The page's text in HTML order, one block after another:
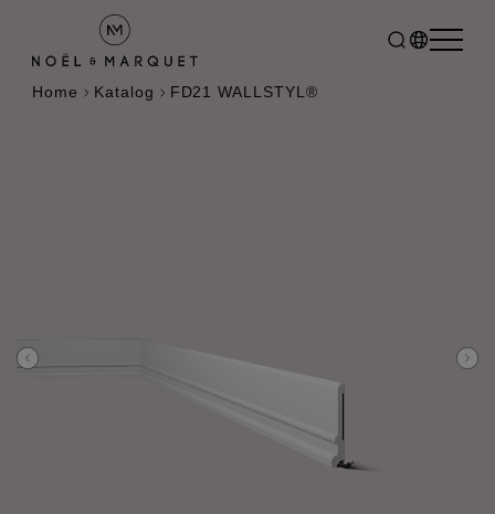
Home Katalog FD21 WALLSTYL®